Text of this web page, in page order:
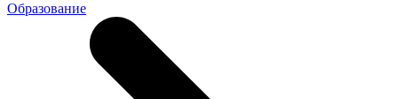
Образование